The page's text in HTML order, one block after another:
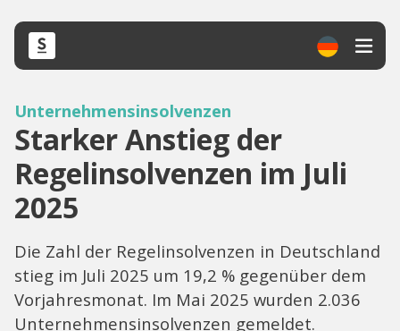
Unternehmensinsolvenzen
Starker Anstieg der
Regelinsolvenzen im Juli
2025
Die Zahl der Regelinsolvenzen in Deutschland
stieg im Juli 2025 um 19,2 % gegenüber dem
Vorjahresmonat. Im Mai 2025 wurden 2.036
Unternehmensinsolvenzen gemeldet.